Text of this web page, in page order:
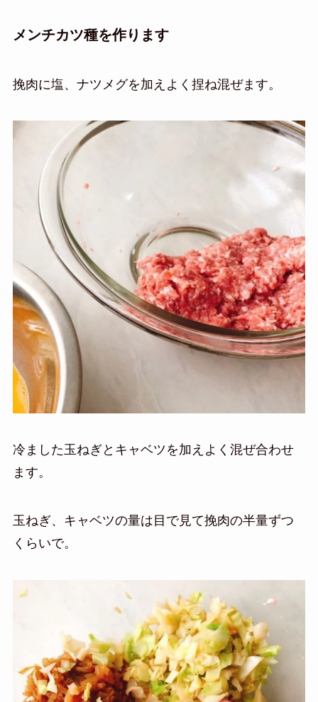
メンチカツ種を作ります
挽肉に塩、ナツメグを加えよく捏ね混ぜます。
冷ました玉ねぎとキャベツを加えよく混ぜ合わせ
ます。
玉ねぎ、キャベツの量は目で見て挽肉の半量ずつ
くらいで。